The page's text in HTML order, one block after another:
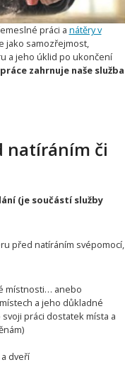
práci a nátěry v
jako samozřejmost,
a jeho úklid po ukončení
zahrnuje naše služba
natíráním či
(je součástí služby
před natíráním svépomocí,
místnosti… anebo
a jeho důkladné
práci dostatek místa a
dveří